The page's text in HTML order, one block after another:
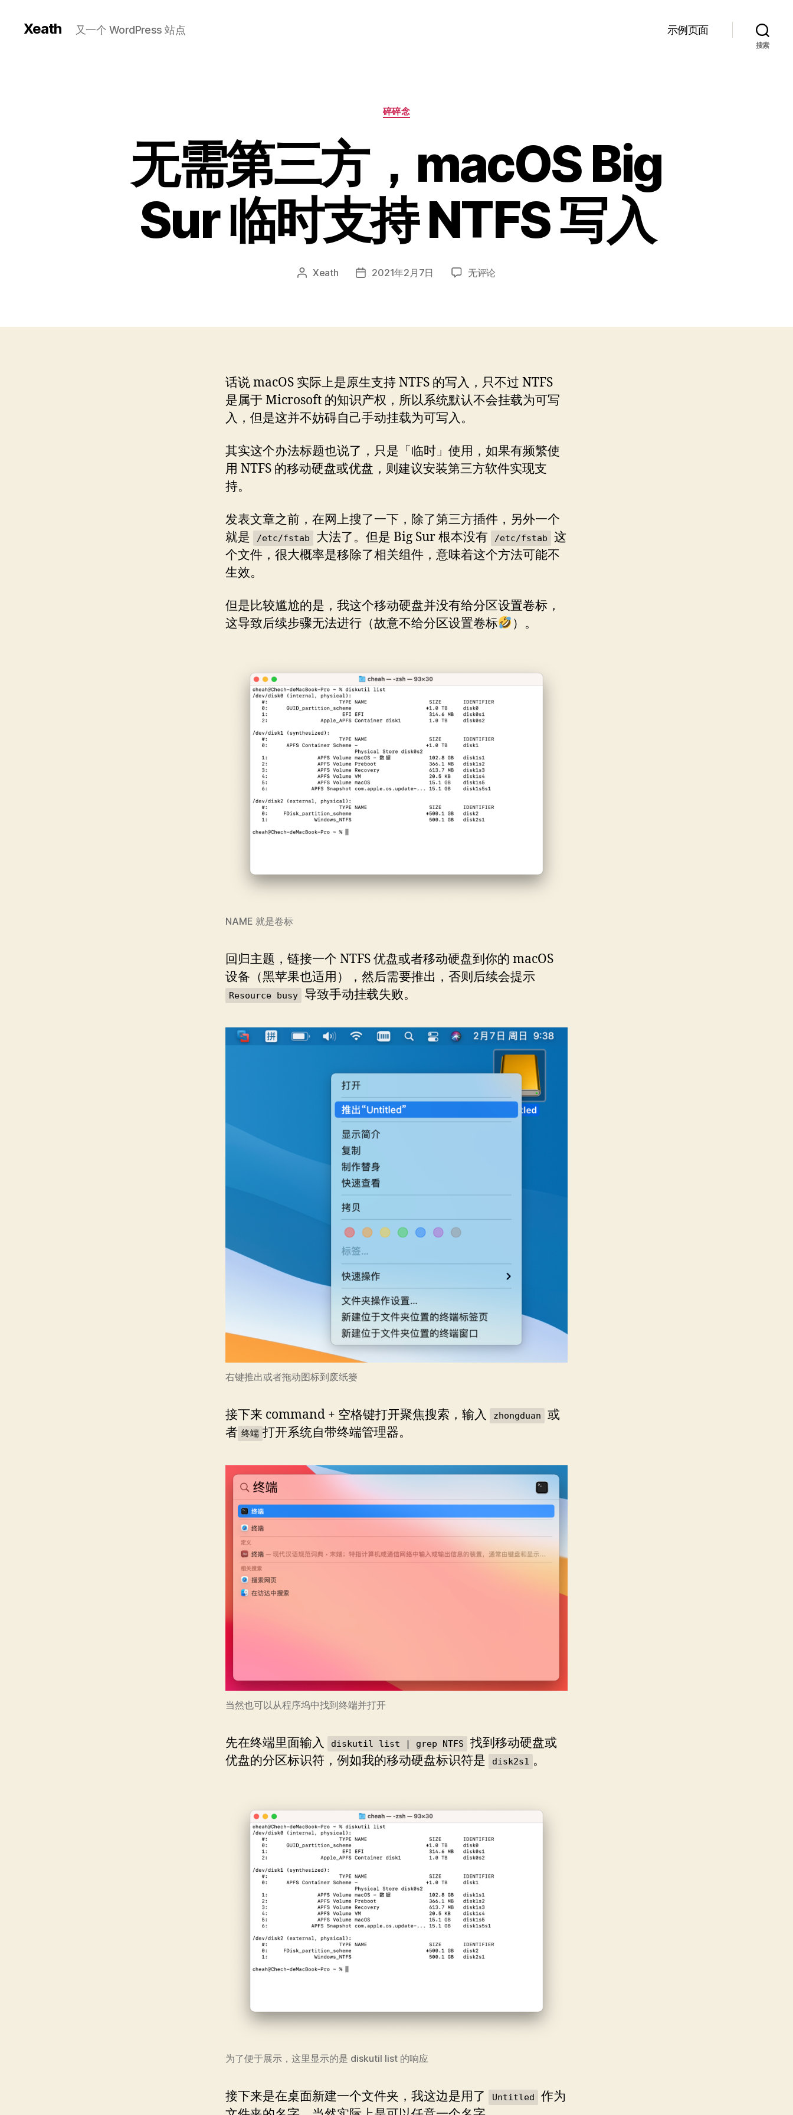
Xeath 又一个 WordPress 站点 示例页面
搜索
分
类
碎碎念
无需第三方，macOS Big
Sur 临时支持 NTFS 写入
文 Xeath
发 2021年2月7日
无
方，
临
时
写
入
无评论
话说 macOS 实际上是原生支持 NTFS 的写入，只不过 NTFS
是属于 Microsoft 的知识产权，所以系统默认不会挂载为可写
入，但是这并不妨碍自己手动挂载为可写入。
其实这个办法标题也说了，只是「临时」使用，如果有频繁使
用 NTFS 的移动硬盘或优盘，则建议安装第三方软件实现支
持。
发表文章之前，在网上搜了一下，除了第三方插件，另外一个
就是
/etc/fstab 大法了。但是 Big Sur 根本没有 /etc/fstab
这
个文件，很大概率是移除了相关组件，意味着这个方法可能不
生效。
但是比较尴尬的是，我这个移动硬盘并没有给分区设置卷标，
这导致后续步骤无法进行（故意不给分区设置卷标
）。
NAME 就是卷标
回归主题，链接一个 NTFS 优盘或者移动硬盘到你的 macOS
设备（黑苹果也适用），然后需要推出，否则后续会提示
Resource busy 导致手动挂载失败。
右键推出或者拖动图标到废纸篓
接下来 command + 空格键打开聚焦搜索，输入 zhongduan
或
者 终端 打开系统自带终端管理器。
当然也可以从程序坞中找到终端并打开
先在终端里面输入 diskutil list | grep NTFS
找到移动硬盘或
优盘的分区标识符，例如我的移动硬盘标识符是
disk2s1 。
为了便于展示，这里显示的是 diskutil list 的响应
接下来是在桌面新建一个文件夹，我这边是用了 Untitled
作为